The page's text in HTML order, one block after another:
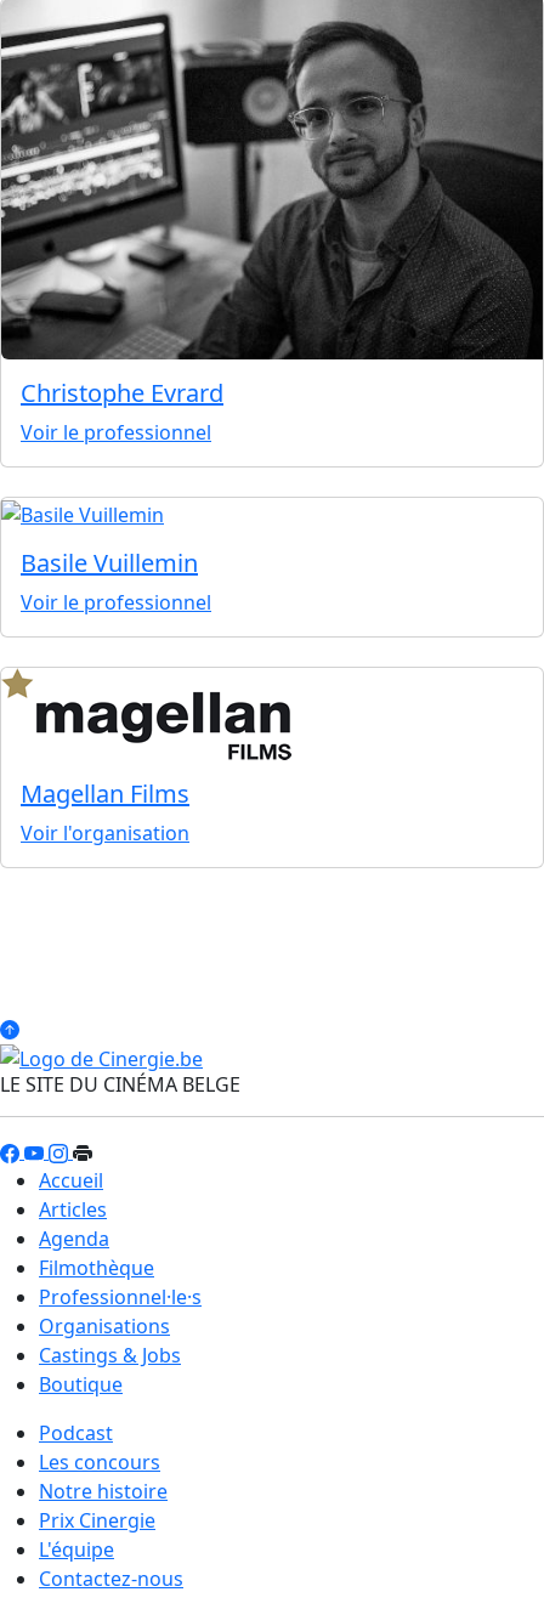
Christophe Evrard
Voir le professionnel
Basile Vuillemin
Voir le professionnel
Magellan Films
Voir l'organisation
LE SITE DU CINÉMA BELGE
Accueil
Articles
Agenda
Filmothèque
Professionnel·le·s
Organisations
Castings & Jobs
Boutique
Podcast
Les concours
Notre histoire
Prix Cinergie
L'équipe
Contactez-nous